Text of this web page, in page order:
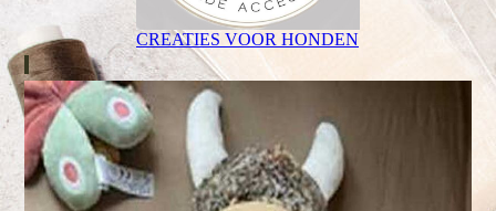
CREATIES VOOR HONDEN